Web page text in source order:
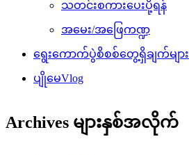
သတင်းစကားပေးပို့ရန်
အမေး/အဖြေကဏ္ဍ
ရွေးကောက်ပွဲစိစစ်တွေ့ရှိချက်များ
ပျိုမေVlog
Archives များနှစ်အလိုက်